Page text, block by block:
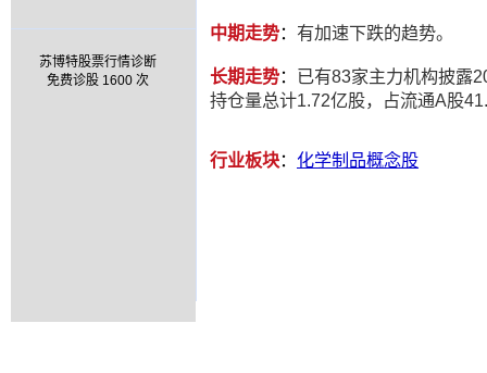
苏博特股票行情诊断
免费诊股 1600 次
中期走势： 有加速下跌的趋势。
长期走势： 已有83家主力机构披露
持仓量总计1.72亿股，占流通A股
行业板块： 化学制品概念股